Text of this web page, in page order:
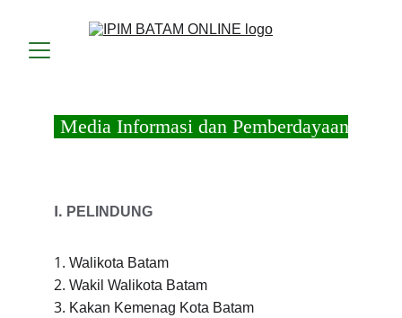
I. PELINDUNG
1. Walikota Batam
2. Wakil Walikota Batam
3. Kakan Kemenag Kota Batam